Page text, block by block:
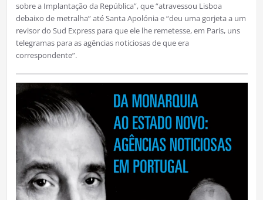
sobre a Implantação da República”, que “atravessou Lisboa
debaixo de metralha” até Santa Apolónia e “deu uma gorjeta a um
revisor do Sud Express para que ele lhe remetesse, em Paris, uns
telegramas para as agências noticiosas de que era
correspondente”.